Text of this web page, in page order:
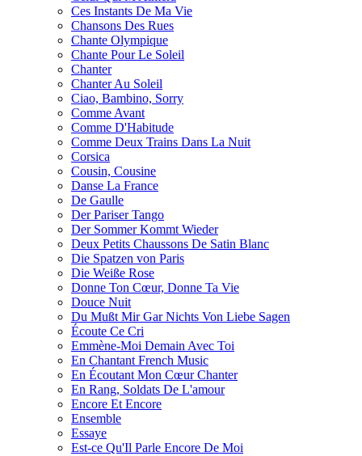
Ces Instants De Ma Vie
Chansons Des Rues
Chante Olympique
Chante Pour Le Soleil
Chanter
Chanter Au Soleil
Ciao, Bambino, Sorry
Comme Avant
Comme D'Habitude
Comme Deux Trains Dans La Nuit
Corsica
Cousin, Cousine
Danse La France
De Gaulle
Der Pariser Tango
Der Sommer Kommt Wieder
Deux Petits Chaussons De Satin Blanc
Die Spatzen von Paris
Die Weiße Rose
Donne Ton Cœur, Donne Ta Vie
Douce Nuit
Du Mußt Mir Gar Nichts Von Liebe Sagen
Écoute Сe Сri
Emmène-Moi Demain Avec Toi
En Chantant French Music
En Écoutant Mon Cœur Chanter
En Rang, Soldats De L'amour
Encore Et Encore
Ensemble
Essaye
Est-ce Qu'Il Parle Encore De Moi